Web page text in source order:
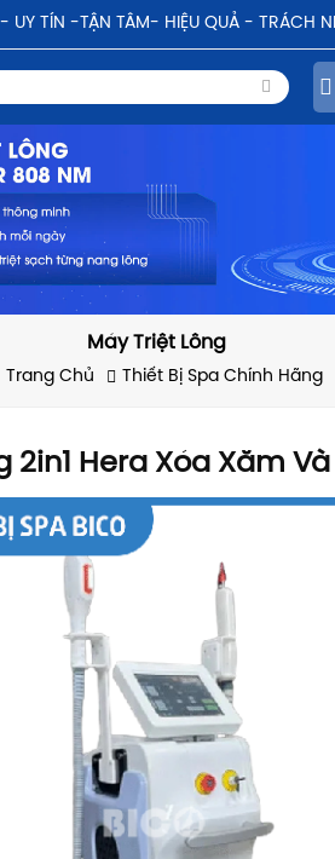
UY TÍN -TẬN TÂM- HIỆU QUẢ - TRÁCH
Máy Triệt Lông
Trang Chủ Thiết Bị Spa Chính Hãng
2in1 Hera Xóa Xăm